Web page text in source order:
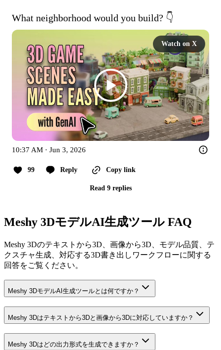
What neighborhood would you build? 👇
Watch on X
10:37 AM · Jun 3, 2026
99 Reply Copy link
Read 9 replies
Meshy 3DモデルAI生成ツール FAQ
Meshy 3Dのテキストから3D、画像から3D、モデル品質、テ
クスチャ生成、対応する3D書き出しワークフローに関する
回答をご覧ください。
Meshy 3DモデルAI生成ツールとは何ですか？
Meshy 3Dはテキストから3Dと画像から3Dに対応していますか？
Meshy 3Dはどの出力形式を生成できますか？